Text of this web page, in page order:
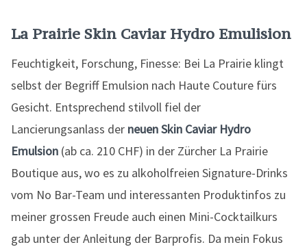
La Prairie Skin Caviar Hydro Emulision
Feuchtigkeit, Forschung, Finesse: Bei La Prairie klingt
selbst der Begriff Emulsion nach Haute Couture fürs
Gesicht. Entsprechend stilvoll fiel der
Lancierungsanlass der neuen Skin Caviar Hydro
Emulsion (ab ca. 210 CHF) in der Zürcher La Prairie
Boutique aus, wo es zu alkoholfreien Signature-Drinks
vom No Bar-Team und interessanten Produktinfos zu
meiner grossen Freude auch einen Mini-Cocktailkurs
gab unter der Anleitung der Barprofis. Da mein Fokus